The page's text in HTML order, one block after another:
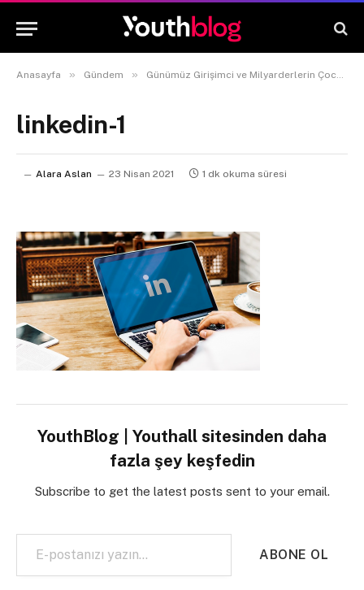
Anasayfa » Gündem » Günümüz Girişimci ve Milyarderlerin Çocuklukları Nasıldı?
linkedin-1
Alara Aslan 23 Nisan 2021 1 dk okuma süresi
YouthBlog | Youthall sitesinden daha
fazla şey keşfedin
Subscribe to get the latest posts sent to your email.
E-postanızı yazın…
ABONE OL